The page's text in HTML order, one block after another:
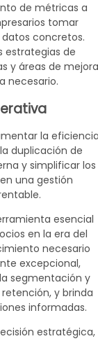
de métricas a
tomar
concretos.
estrategias de
y áreas de
necesario.
la
duplicación de
y simplificar los
una gestión
esencial
en la era del
necesario
excepcional,
segmentación y
y brinda
informadas.
estratégica,